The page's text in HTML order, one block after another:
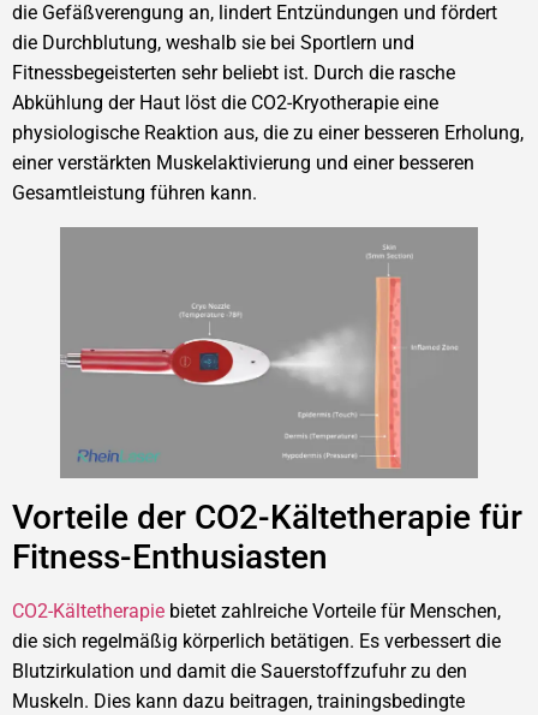
die Gefäßverengung an, lindert Entzündungen und fördert
die Durchblutung, weshalb sie bei Sportlern und
Fitnessbegeisterten sehr beliebt ist. Durch die rasche
Abkühlung der Haut löst die CO2-Kryotherapie eine
physiologische Reaktion aus, die zu einer besseren Erholung,
einer verstärkten Muskelaktivierung und einer besseren
Gesamtleistung führen kann.
Vorteile der CO2-Kältetherapie für
Fitness-Enthusiasten
CO2-Kältetherapie bietet zahlreiche Vorteile für Menschen,
die sich regelmäßig körperlich betätigen. Es verbessert die
Blutzirkulation und damit die Sauerstoffzufuhr zu den
Muskeln. Dies kann dazu beitragen, trainingsbedingte